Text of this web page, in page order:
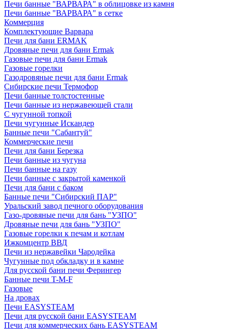
Печи банные "ВАРВАРА" в облицовке из камня
Печи банные "ВАРВАРА" в сетке
Коммерция
Комплектующие Варвара
Печи для бани ERMAK
Дровяные печи для бани Ermak
Газовые печи для бани Ermak
Газовые горелки
Газодровяные печи для бани Ermak
Сибирские печи Термофор
Печи банные толстостенные
Печи банные из нержавеющей стали
С чугунной топкой
Печи чугунные Искандер
Банные печи "Сабантуй"
Коммерческие печи
Печи для бани Березка
Печи банные из чугуна
Печи банные на газу
Печи банные с закрытой каменкой
Печи для бани с баком
Банные печи "Сибирский ПАР"
Уральский завод печного оборудования
Газо-дровяные печи для бань "УЗПО"
Дровяные печи для бань "УЗПО"
Газовые горелки к печам и котлам
Ижкомцентр ВВД
Печи из нержавейки Чародейка
Чугунные под обкладку и в камне
Для русской бани печи Ферингер
Банные печи T-M-F
Газовые
На дровах
Печи EASYSTEAM
Печи для русской бани EASYSTEAM
Печи для коммерческих бань EASYSTEAM